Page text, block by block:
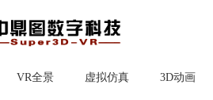
VR全景 虚拟仿真 3D动画